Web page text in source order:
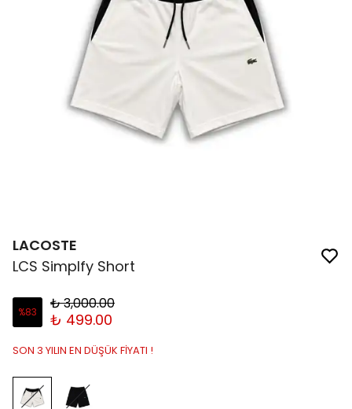
LACOSTE
LCS Simplfy Short
%83 ₺ 3,000.00
₺ 499.00
SON 3 YILIN EN DÜŞÜK FİYATI !